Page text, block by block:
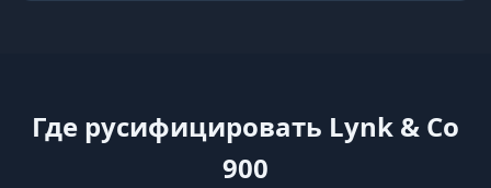
Где русифицировать Lynk & Co
900